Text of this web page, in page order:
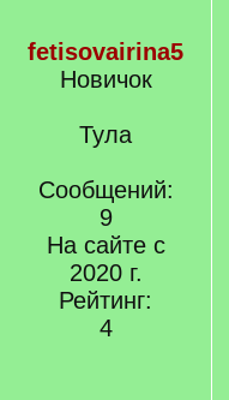
fetisovairina5
Новичок
Тула
Сообщений:
9
На сайте с
2020 г.
Рейтинг:
4